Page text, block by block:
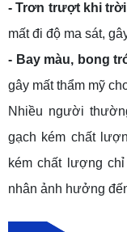
- Trơn trượt khi
mất đi độ ma sát,
- Bay màu, bong
gây mất thẩm mỹ
Nhiều người
gạch kém chất
kém chất lượng
nhân ảnh hưởng